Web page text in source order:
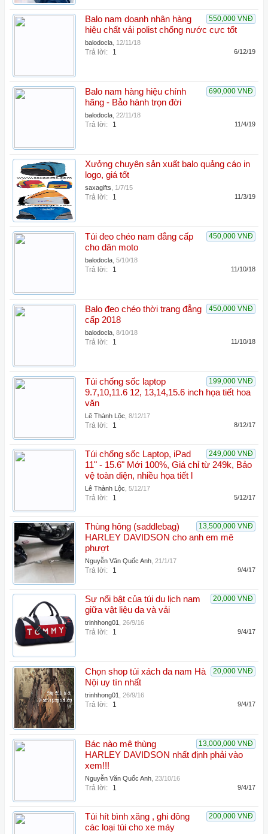
550,000 VNĐ
Balo nam doanh nhân hàng
hiệu chất vải polist chống nước cực tốt
balodocla 12/11/18
Trả lời: 1 6/12/19
690,000 VNĐ
Balo nam hàng hiệu chính
hãng - Bảo hành trọn đời
balodocla 22/11/18
Trả lời: 1 11/4/19
Xưởng chuyên sản xuất balo quảng cáo in
logo, giá tốt
saxagifts 1/7/15
Trả lời: 1 11/3/19
450,000 VNĐ
Túi đeo chéo nam đẳng cấp
cho dân moto
balodocla 5/10/18
Trả lời: 1 11/10/18
450,000 VNĐ
Balo đeo chéo thời trang đẳng
cấp 2018
balodocla 8/10/18
Trả lời: 1 11/10/18
199,000 VNĐ
Túi chống sốc laptop
9.7,10,11.6 12, 13,14,15.6 inch họa tiết hoa
văn
Lê Thành Lộc 8/12/17
Trả lời: 1 8/12/17
249,000 VNĐ
Túi chống sốc Laptop, iPad
11" - 15.6" Mới 100%, Giá chỉ từ 249k, Bảo
vệ toàn diện, nhiều họa tiết l
Lê Thành Lộc 5/12/17
Trả lời: 1 5/12/17
13,500,000 VNĐ
Thùng hông (saddlebag)
HARLEY DAVIDSON cho anh em mê
phượt
Nguyễn Văn Quốc Anh 21/1/17
Trả lời: 1 9/4/17
20,000 VNĐ
Sự nổi bật của túi du lịch nam
giữa vật liệu da và vải
trinhhong01 26/9/16
Trả lời: 1 9/4/17
20,000 VNĐ
Chọn shop túi xách da nam Hà
Nội uy tín nhất
trinhhong01 26/9/16
Trả lời: 1 9/4/17
13,000,000 VNĐ
Bác nào mê thùng
HARLEY DAVIDSON nhất định phải vào
xem!!!
Nguyễn Văn Quốc Anh 23/10/16
Trả lời: 1 9/4/17
200,000 VNĐ
Túi hít bình xăng , ghi đông
các loại túi cho xe máy